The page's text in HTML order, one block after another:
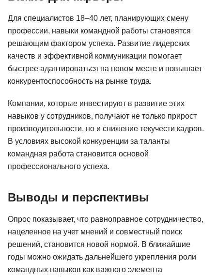
Для специалистов 18–40 лет, планирующих смену
профессии, навыки командной работы становятся
решающим фактором успеха. Развитие лидерских
качеств и эффективной коммуникации помогает
быстрее адаптироваться на новом месте и повышает
конкурентоспособность на рынке труда.
Компании, которые инвестируют в развитие этих
навыков у сотрудников, получают не только прирост
производительности, но и снижение текучести кадров.
В условиях высокой конкуренции за таланты
командная работа становится основой
профессионального успеха.
Выводы и перспективы
Опрос показывает, что равноправное сотрудничество,
нацеленное на учет мнений и совместный поиск
решений, становится новой нормой. В ближайшие
годы можно ожидать дальнейшего укрепления роли
командных навыков как важного элемента